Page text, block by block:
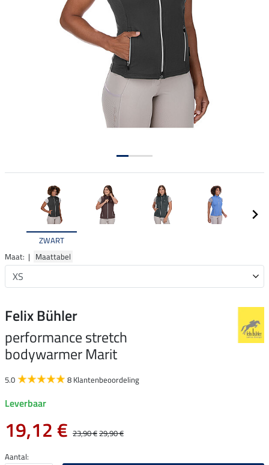
ZWART
Maat: | Maattabel
Felix Bühler
performance stretch
bodywarmer Marit
5.0 8 Klantenbeoordeling
Leverbaar
19,12 € 23,90 €29,90 €
Aantal: